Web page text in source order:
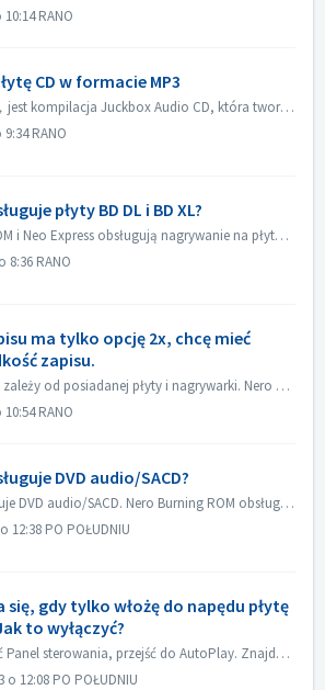
RANO
CD w formacie MP3
W Nero Express，jest kompilacja Juckbox Audio CD, która tworzy płytę CD ze wszystkimi Twoimi ulubionymi plikami MP3, WMA lub Nero AAC, które mogą być odtwarz...
RANO
płyty BD DL i BD XL?
Nero Burning ROM i Neo Express obsługują nagrywanie na płytach BD DL (50 GB) i BD XL (100 GB i 128 GB). Nero Video obsługuje nagrywanie na płyty BD DL (50GB...
8:36 RANO
ma tylko opcję 2x, chcę mieć
zapisu.
Prędkość zapisu zależy od posiadanej płyty i nagrywarki. Nero Burning ROM automatycznie wykryje nagrywarkę i płytę oraz wyświetli dostępną prędkość zapisu.
RANO
DVD audio/SACD?
Nero nie obsługuje DVD audio/SACD. Nero Burning ROM obsługuje tylko nagrywanie płyt audio CD w 44100 hz.
12:38 PO POŁUDNIU
gdy tylko włożę do napędu płytę
to wyłączyć?
Proszę otworzyć Panel sterowania, przejść do AutoPlay. Znajdź ustawienie każdej płyty DVD lub CD. Ustaw na "Pytaj mnie za każdym razem" lub "...
o 12:08 PO POŁUDNIU